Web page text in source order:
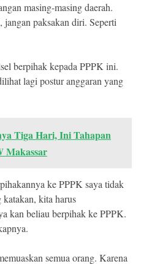
masing-masing daerah.
paksakan diri. Seperti
berpihak kepada PPPK ini.
lagi postur anggaran yang
Tiga Hari, Ini Tahapan
Makassar
ke PPPK saya tidak
kita harus
kan beliau berpihak ke PPPK.
semua orang. Karena